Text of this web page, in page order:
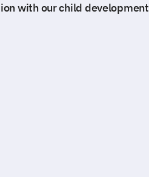
with our child development